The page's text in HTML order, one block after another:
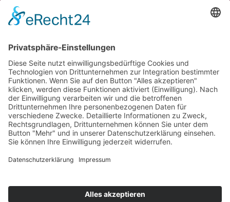
* Alle Preise inkl. gesetzl. Mehrwertsteuer zzgl.
und ggf.
Nachnahmegebühren, wenn nicht anders beschrieben
viba.de
4.90von5.00bei1685
Kontakt Versandkosten und Lieferung
Zahlungsarten
FAQ – Häufig gestellte Fragen
Mein Konto
Allgemeine Geschäftsbedingungen
Datenschutz
Impressum
Barrierefreiheit
Cookie-Einstellungen
Widerrufsbelehrung
Vertrag widerrufen